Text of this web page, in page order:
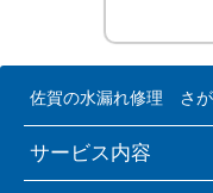
佐賀の水漏れ修理 さが
サービス内容